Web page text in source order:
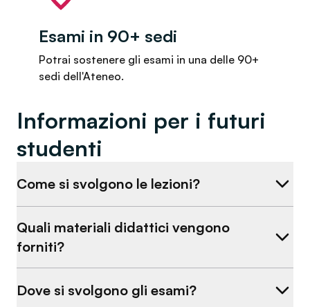
Esami in 90+ sedi
Potrai sostenere gli esami in una delle 90+
sedi dell'Ateneo.
Informazioni per i futuri
studenti
Come si svolgono le lezioni?
Quali materiali didattici vengono
forniti?
Dove si svolgono gli esami?